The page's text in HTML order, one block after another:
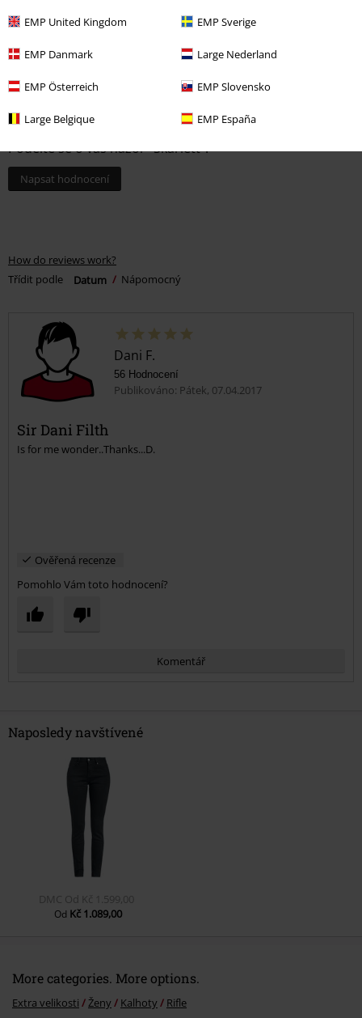
EMP United Kingdom EMP Sverige
EMP Danmark Large Nederland
EMP Österreich EMP Slovensko
Large Belgique EMP España
Podělte se o váš názor "Skarlett".
Napsat hodnocení
How do reviews work?
Třídit podle
Datum Nápomocný
Dani F.
56 Hodnocení
Publikováno: Pátek, 07.04.2017
Sir Dani Filth
Is for me wonder..Thanks...D.
Ověřená recenze
Pomohlo Vám toto hodnocení?
Komentář
Odeslat komentář
Naposledy navštívené
DMC Od Kč 1.599,00
Od Kč 1.089,00
More categories. More options.
Extra velikosti Ženy Kalhoty Rifle